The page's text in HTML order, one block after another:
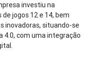
investiu na
jogos 12 e 14, bem
inovadoras, situando-se
4.0, com uma integração